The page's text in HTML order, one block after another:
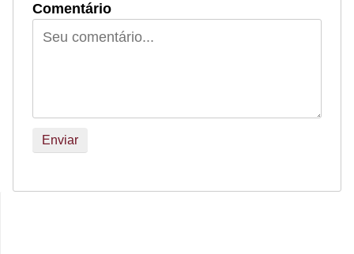
Comentário